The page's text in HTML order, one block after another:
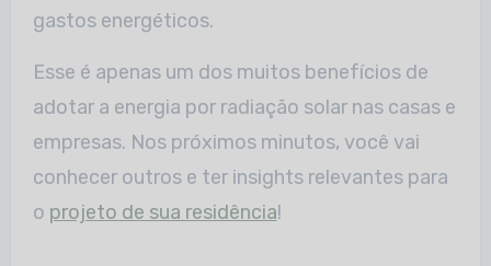
gastos energéticos.
Esse é apenas um dos muitos benefícios de
adotar a energia por radiação solar nas casas e
empresas. Nos próximos minutos, você vai
conhecer outros e ter insights relevantes para
o projeto de sua residência!